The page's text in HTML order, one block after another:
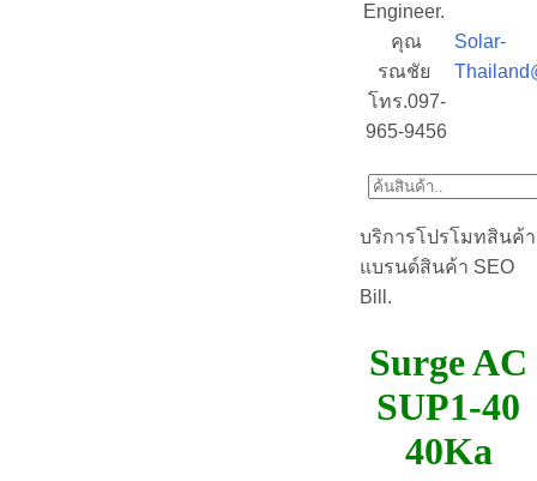
Engineer.
คุณ
รณชัย
โทร.097-
965-9456
Solar-
บริการโปรโมทสินค้า
แบรนด์สินค้า SEO
Bill.
Surge AC
SUP1-40
40Ka